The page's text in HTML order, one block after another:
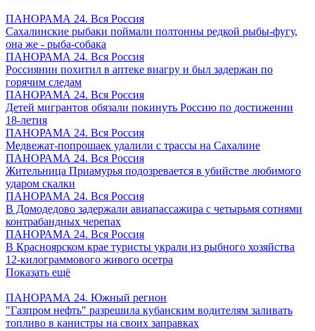
ПАНОРАМА 24. Вся Россия
Сахалинские рыбаки поймали полтонны редкой рыбы-фугу,
она же - рыба-собака
ПАНОРАМА 24. Вся Россия
Россиянин похитил в аптеке виагру и был задержан по
горячим следам
ПАНОРАМА 24. Вся Россия
Детей мигрантов обязали покинуть Россию по достижении
18-летия
ПАНОРАМА 24. Вся Россия
Медвежат-попрошаек удалили с трассы на Сахалине
ПАНОРАМА 24. Вся Россия
Жительница Приамурья подозревается в убийстве любимого
ударом скалки
ПАНОРАМА 24. Вся Россия
В Домодедово задержали авиапассажира с четырьмя сотнями
контрабандных черепах
ПАНОРАМА 24. Вся Россия
В Красноярском крае туристы украли из рыбного хозяйства
12-килограммового живого осетра
Показать ещё
ПАНОРАМА 24. Южный регион
"Газпром нефть" разрешила кубанским водителям заливать
топливо в канистры на своих заправках